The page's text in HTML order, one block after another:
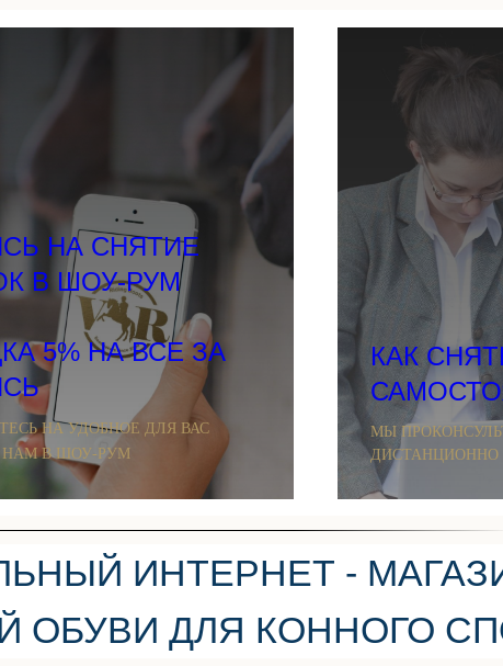
НА СНЯТИЕ
В ШОУ-РУМ
5% НА ВСЕ ЗА
НА УДОБНОЕ ДЛЯ ВАС
НАМ В ШОУ-РУМ
КАК
МЫ
ДИСТАНЦИОННО
ИНТЕРНЕТ -
ОБУВИ ДЛЯ КОННОГО